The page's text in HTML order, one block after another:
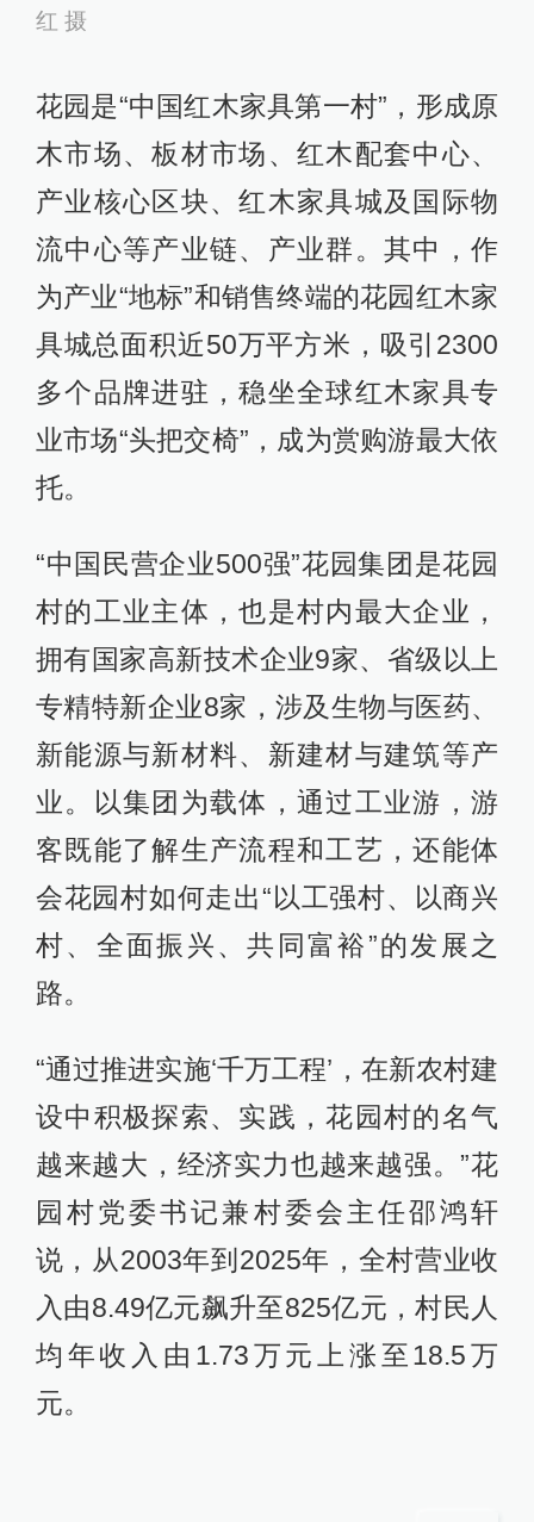
红 摄
花园是“中国红木家具第一村”，形成原
木市场、板材市场、红木配套中心、
产业核心区块、红木家具城及国际物
流中心等产业链、产业群。其中，作
为产业“地标”和销售终端的花园红木家
具城总面积近50万平方米，吸引2300
多个品牌进驻，稳坐全球红木家具专
业市场“头把交椅”，成为赏购游最大依
托。
“中国民营企业500强”花园集团是花园
村的工业主体，也是村内最大企业，
拥有国家高新技术企业9家、省级以上
专精特新企业8家，涉及生物与医药、
新能源与新材料、新建材与建筑等产
业。以集团为载体，通过工业游，游
客既能了解生产流程和工艺，还能体
会花园村如何走出“以工强村、以商兴
村、全面振兴、共同富裕”的发展之
路。
“通过推进实施‘千万工程’，在新农村建
设中积极探索、实践，花园村的名气
越来越大，经济实力也越来越强。”花
园村党委书记兼村委会主任邵鸿轩
说，从2003年到2025年，全村营业收
入由8.49亿元飙升至825亿元，村民人
均年收入由1.73万元上涨至18.5万
元。